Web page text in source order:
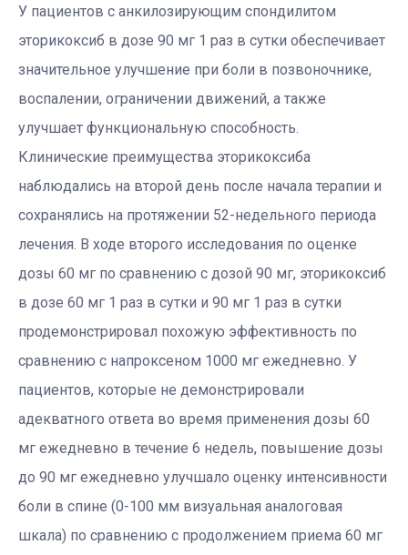
У пациентов с анкилозирующим спондилитом
эторикоксиб в дозе 90 мг 1 раз в сутки обеспечивает
значительное улучшение при боли в позвоночнике,
воспалении, ограничении движений, а также
улучшает функциональную способность.
Клинические преимущества эторикоксиба
наблюдались на второй день после начала терапии и
сохранялись на протяжении 52-недельного периода
лечения. В ходе второго исследования по оценке
дозы 60 мг по сравнению с дозой 90 мг, эторикоксиб
в дозе 60 мг 1 раз в сутки и 90 мг 1 раз в сутки
продемонстрировал похожую эффективность по
сравнению с напроксеном 1000 мг ежедневно. У
пациентов, которые не демонстрировали
адекватного ответа во время применения дозы 60
мг ежедневно в течение 6 недель, повышение дозы
до 90 мг ежедневно улучшало оценку интенсивности
боли в спине (0-100 мм визуальная аналоговая
шкала) по сравнению с продолжением приема 60 мг